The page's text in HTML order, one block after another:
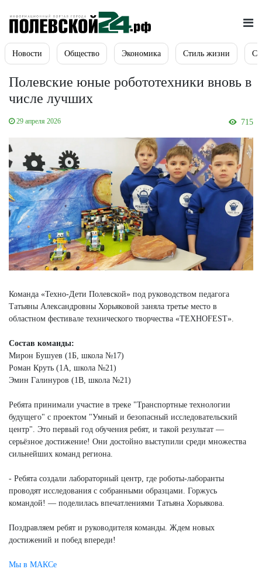
Новости Общество Экономика Стиль жизни
Полевские юные робототехники вновь в
числе лучших
29 апреля 2026 715
Команда «Техно-Дети Полевской» под руководством педагога
Татьяны Александровны Хорьяковой заняла третье место в
областном фестивале технического творчества «ТЕХНОFEST».
Состав команды:
Мирон Бушуев (1Б, школа №17)
Роман Круть (1А, школа №21)
Эмин Галинуров (1В, школа №21)
Ребята принимали участие в треке "Транспортные технологии
будущего" с проектом "Умный и безопасный исследовательский
центр". Это первый год обучения ребят, и такой результат —
серьёзное достижение! Они достойно выступили среди множества
сильнейших команд региона.
- Ребята создали лабораторный центр, где роботы‑лаборанты
проводят исследования с собранными образцами. Горжусь
командой! — поделилась впечатлениями Татьяна Хорьякова.
Поздравляем ребят и руководителя команды. Ждем новых
достижений и побед впереди!
Мы в МАКСе